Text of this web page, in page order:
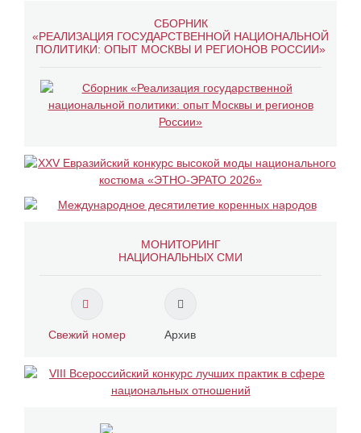
СБОРНИК
«РЕАЛИЗАЦИЯ ГОСУДАРСТВЕННОЙ НАЦИОНАЛЬНОЙ
ПОЛИТИКИ: ОПЫТ МОСКВЫ И РЕГИОНОВ РОССИИ»
МОНИТОРИНГ
НАЦИОНАЛЬНЫХ СМИ
Свежий номер Архив